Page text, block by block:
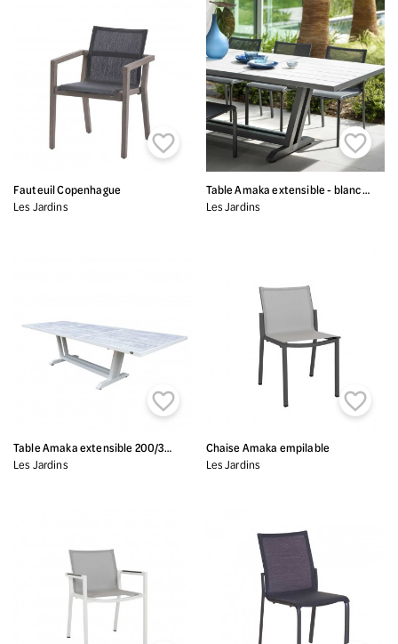

Fauteuil Copenhague
Les Jardins

Table Amaka extensible - blanc / béton ciré
Les Jardins

Table Amaka extensible 200/300cm
Les Jardins

Chaise Amaka empilable
Les Jardins